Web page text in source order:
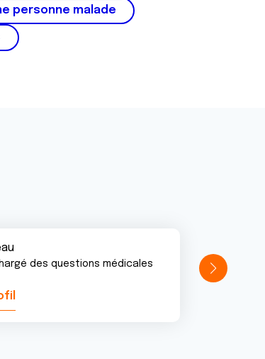
personne malade
des questions médicales